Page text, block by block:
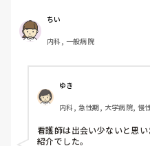
ちい
内科, 一般病院
ゆき
内科, 急性期, 大学病院, 慢
看護師は出会い少ないと思
紹介でした。